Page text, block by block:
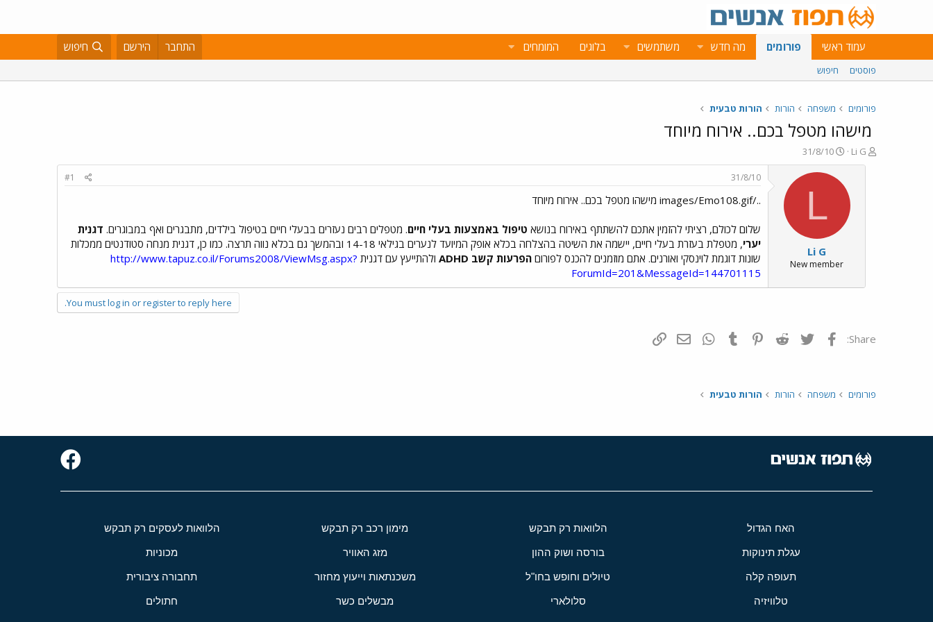
עמוד ראשי פורומים מה חדש משתמשים בלוגים המומחים התחבר הירשם חיפוש
פוסטים חיפוש
פורומים משפחה הורות הורות טבעית
מישהו מטפל בכם.. אירוח מיוחד
פ
ו
Li G
פ
ו
ר
א
י
31/8/10
L
Li G
New member
31/8/10
#1
../images/Emo108.gif מישהו מטפל בכם.. אירוח מיוחד
שלום לכולם, רציתי להזמין אתכם להשתתף באירוח בנושא טיפול באמצעות בעלי חיים. מטפלים רבים נעזרים בבעלי חיים בטיפול בילדים, מתבגרים ואף במבוגרים. דגנית
יערי
, מטפלת בעזרת בעלי חיים, יישמה את השיטה בהצלחה בכלא אופק המיועד לנערים בגילאי 14-18 ובהמשך גם בכלא נווה תרצה. כמו כן, דגנית מנחה סטודנטים ממכלות
שונות דוגמת לוינסקי ואורנים. אתם מוזמנים להכנס לפורום הפרעות קשב ADHD ולהתייעץ עם דגנית http://www.tapuz.co.il/Forums2008/ViewMsg.aspx?
ForumId=201&MessageId=144701115
You must log in or register to reply here.
Share: פייסבוק Twitter
Reddit
Pinterest
Tumblr
WhatsAppדואר אלקטרוני
פורומים משפחה הורות הורות טבעית
האח הגדול הלוואות רק תבקש מימון רכב רק תבקש הלוואות לעסקים רק תבקש
עגלת תינוקות בורסה ושוק ההון מזג האוויר מכוניות
תעופה קלה טיולים וחופש בחו"ל משכנתאות וייעוץ מחזור תחבורה ציבורית
טלוויזיה סלולארי מבשלים כשר חתולים